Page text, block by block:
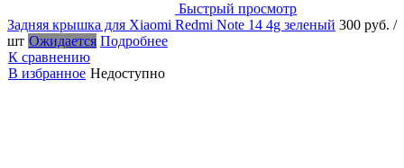
Быстрый просмотр
Задняя крышка для Xiaomi Redmi Note 14 4g зеленый 300 руб. /
шт Ожидается Подробнее
К сравнению
В избранное Недоступно